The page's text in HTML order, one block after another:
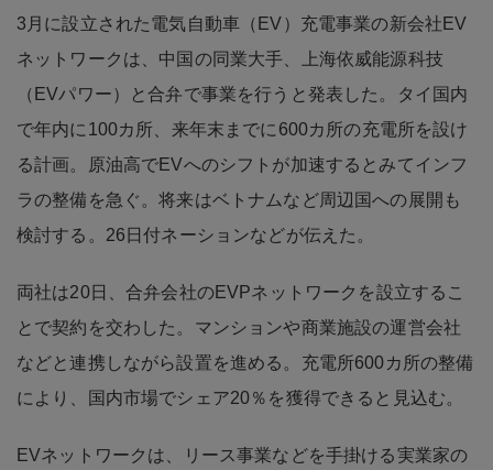
3月に設立された電気自動車（EV）充電事業の新会社EV
ネットワークは、中国の同業大手、上海依威能源科技
（EVパワー）と合弁で事業を行うと発表した。タイ国内
で年内に100カ所、来年末までに600カ所の充電所を設け
る計画。原油高でEVへのシフトが加速するとみてインフ
ラの整備を急ぐ。将来はベトナムなど周辺国への展開も
検討する。26日付ネーションなどが伝えた。
両社は20日、合弁会社のEVPネットワークを設立するこ
とで契約を交わした。マンションや商業施設の運営会社
などと連携しながら設置を進める。充電所600カ所の整備
により、国内市場でシェア20％を獲得できると見込む。
EVネットワークは、リース事業などを手掛ける実業家の